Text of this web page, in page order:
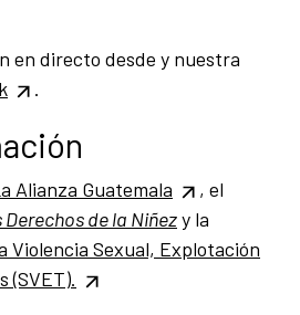
en directo desde y nuestra
.
Alianza Guatemala
, el
de la Niñezy la
Violencia Sexual, Explotación
(SVET).